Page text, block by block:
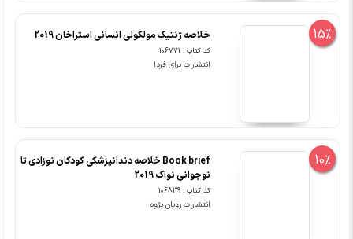
15% خلاصه ژنتیک مولکولی انسانی استراخان 2019
کد کتاب : 106771
انتشارات برای فردا
10%
Book brief خلاصه دندانپزشکی کودکان نوزادی تا
نوجوانی نواک 2019
کد کتاب : 106839
انتشارات رویان پژوه